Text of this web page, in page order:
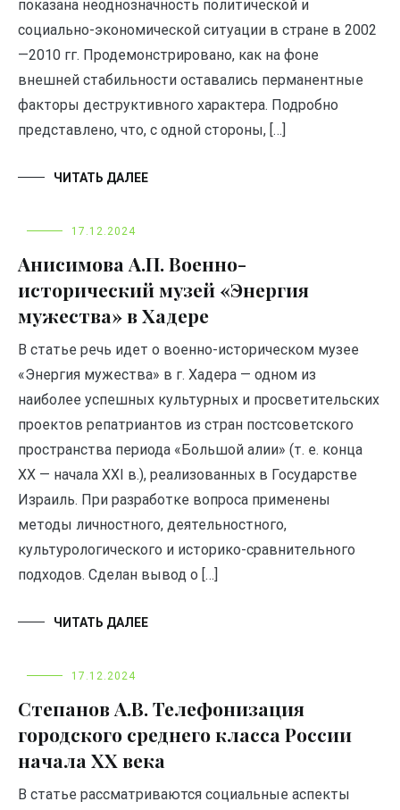
показана неоднозначность политической и
социально-экономической ситуации в стране в 2002
—2010 гг. Продемонстрировано, как на фоне
внешней стабильности оставались перманентные
факторы деструктивного характера. Подробно
представлено, что, с одной стороны, […]
ЧИТАТЬ ДАЛЕЕ
17.12.2024
Анисимова А.П. Военно-
исторический музей «Энергия
мужества» в Хадере
В статье речь идет о военно-историческом музее
«Энергия мужества» в г. Хадера — одном из
наиболее успешных культурных и просветительских
проектов репатриантов из стран постсоветского
пространства периода «Большой алии» (т. е. конца
XX — начала XXI в.), реализованных в Государстве
Израиль. При разработке вопроса применены
методы личностного, деятельностного,
культурологического и историко-сравнительного
подходов. Сделан вывод о […]
ЧИТАТЬ ДАЛЕЕ
17.12.2024
Степанов А.В. Телефонизация
городского среднего класса России
начала ХХ века
В статье рассматриваются социальные аспекты